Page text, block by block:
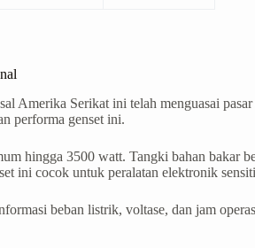
Amerika Serikat ini telah menguasai
performa genset ini.
hingga 3500 watt. Tangki bahan bakar
ini cocok untuk peralatan elektronik
beban listrik, voltase, dan jam